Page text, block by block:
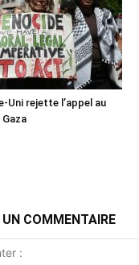
Uni rejette l’appel au
COMMENTAIRE